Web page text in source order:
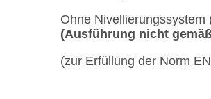
Ohne Nivellierungssystem
(Ausführung nicht
(zur Erfüllung der Norm